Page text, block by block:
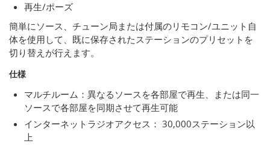
再生/ポーズ
簡単にソース、チューン局または付属のリモコン/ユニット自
体を使用して、既に保存されたステーションのプリセットを
切り替えが行えます。
仕様
マルチルーム：異なるソースを各部屋で再生、または同一
ソースで各部屋を同期させて再生可能
インターネットラジオアクセス： 30,000ステーション以
上